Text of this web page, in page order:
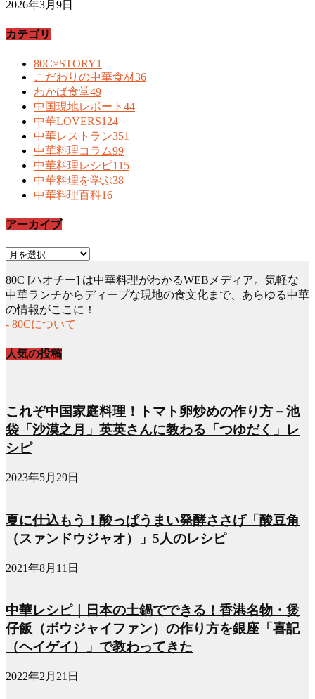
2026年3月9日
カテゴリ
80C×STORY1
こだわりの中華食材36
わかば食堂49
中国現地レポート 44
中華LOVERS124
中華レストラン351
中華料理コラム99
中華料理レシピ115
中華料理を学ぶ38
中華料理百科16
アーカイブ
ア
カ
イ
ブ
80C [ハオチー] は中華料理がわかるWEBメディア。気軽な
中華ランチからディープな現地の食文化まで、あらゆる中華
の情報がここに！
- 80Cについて
人気の投稿
これぞ中国家庭料理！トマト卵炒めの作り方－池
袋「沙漠之月」英英さんに教わる「つゆだく」レ
シピ
2023年5月29日
夏に仕込もう！酸っぱうまい発酵ささげ「酸豆角
（スァンドウジャオ）」5人のレシピ
2021年8月11日
中華レシピ｜日本の土鍋でできる！香港名物・煲
仔飯（ボウジャイファン）の作り方を銀座「喜記
（ヘイゲイ）」で教わってきた
2022年2月21日